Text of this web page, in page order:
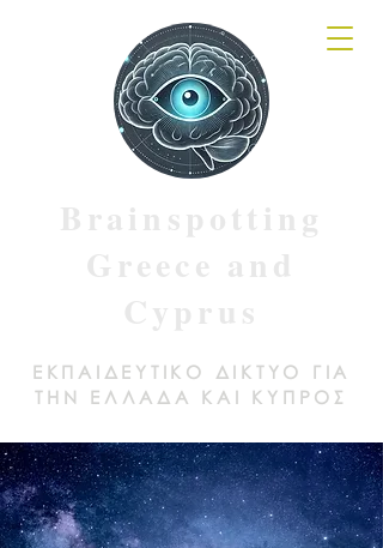
ΕΚΠΑΙΔΕΥΤΙΚΟ ΔΙΚΤΥΟ ΓΙΑ
ΤΗΝ ΕΛΛΑΔΑ ΚΑΙ ΚΥΠΡΟΣ